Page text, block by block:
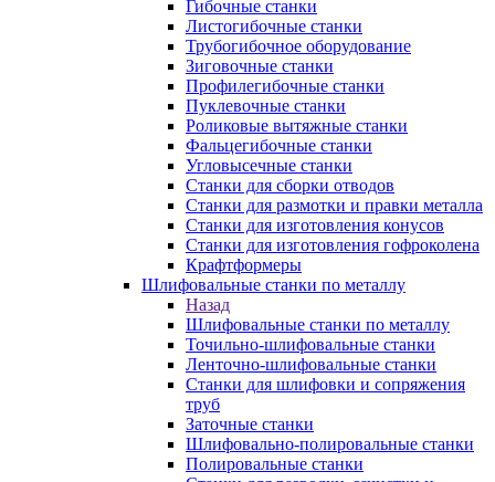
Гибочные станки
Листогибочные станки
Трубогибочное оборудование
Зиговочные станки
Профилегибочные станки
Пуклевочные станки
Роликовые вытяжные станки
Фальцегибочные станки
Угловысечные станки
Станки для сборки отводов
Станки для размотки и правки металла
Станки для изготовления конусов
Станки для изготовления гофроколена
Крафтформеры
Шлифовальные станки по металлу
Назад
Шлифовальные станки по металлу
Точильно-шлифовальные станки
Ленточно-шлифовальные станки
Станки для шлифовки и сопряжения
труб
Заточные станки
Шлифовально-полировальные станки
Полировальные станки